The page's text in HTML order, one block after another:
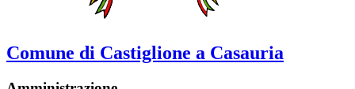
Comune di Castiglione a Casauria